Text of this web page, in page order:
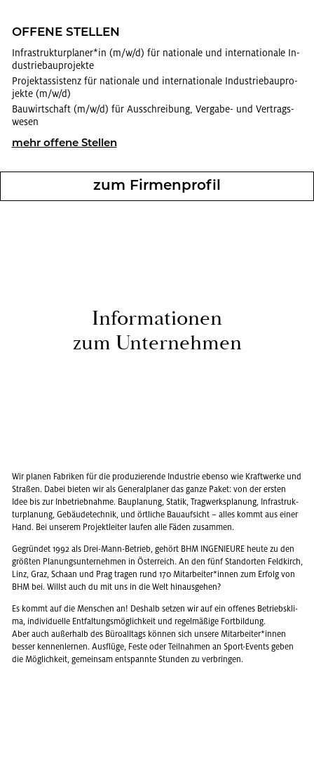
OF­FE­NE STEL­LEN
In­fra­struk­tur­pla­ner*in (m/w/d) für na­tio­na­le und in­ter­na­tio­na­le In­
dus­trie­bau­pro­jek­te
Pro­jek­t­as­sis­tenz für na­tio­na­le und in­ter­na­tio­na­le In­dus­trie­bau­pro­
jek­te (m/w/d)
Bau­wirt­schaft (m/w/d) für Aus­schrei­bung, Ver­ga­be- und Ver­trags­
we­sen
mehr of­fe­ne Stel­len
zum Fir­men­pro­fil
In­for­ma­tio­nen
zum Un­ter­neh­men
Wir pla­nen Fa­bri­ken für die pro­du­zie­ren­de In­dus­trie eben­so wie Kraft­wer­ke und
Stra­ßen. Dabei bie­ten wir als Ge­ne­ral­pla­ner das ganze Paket: von der ers­ten
Idee bis zur In­be­trieb­nah­me. Bau­pla­nung, Sta­tik, Trag­werks­pla­nung, In­fra­struk­
tur­pla­nung, Ge­bäu­de­tech­nik, und ört­li­che Bau­auf­sicht – alles kommt aus einer
Hand. Bei un­se­rem Pro­jekt­lei­ter lau­fen alle Fäden zu­sam­men.
Ge­grün­det 1992 als Drei-Mann-Be­trieb, ge­hört BHM IN­GE­NIEU­RE heute zu den
grö­ß­ten Pla­nungs­un­ter­neh­men in Ös­ter­reich. An den fünf Stand­or­ten Feld­kirch,
Linz, Graz, Schaan und Prag tra­gen rund 170 Mit­ar­bei­ter*innen zum Er­folg von
BHM bei. Willst auch du mit uns in die Welt hin­aus­ge­hen?
Es kommt auf die Men­schen an! Des­halb set­zen wir auf ein of­fe­nes Be­triebs­kli­
ma, in­di­vi­du­el­le Ent­fal­tungs­mög­lich­keit und re­gel­mä­ßi­ge Fort­bil­dung.
Aber auch au­ßer­halb des Bü­ro­all­tags kön­nen sich un­se­re Mit­ar­bei­ter*innen
bes­ser ken­nen­ler­nen. Aus­flü­ge, Feste oder Teil­nah­men an Sport-Events geben
die Mög­lich­keit, ge­mein­sam ent­spann­te Stun­den zu ver­brin­gen.